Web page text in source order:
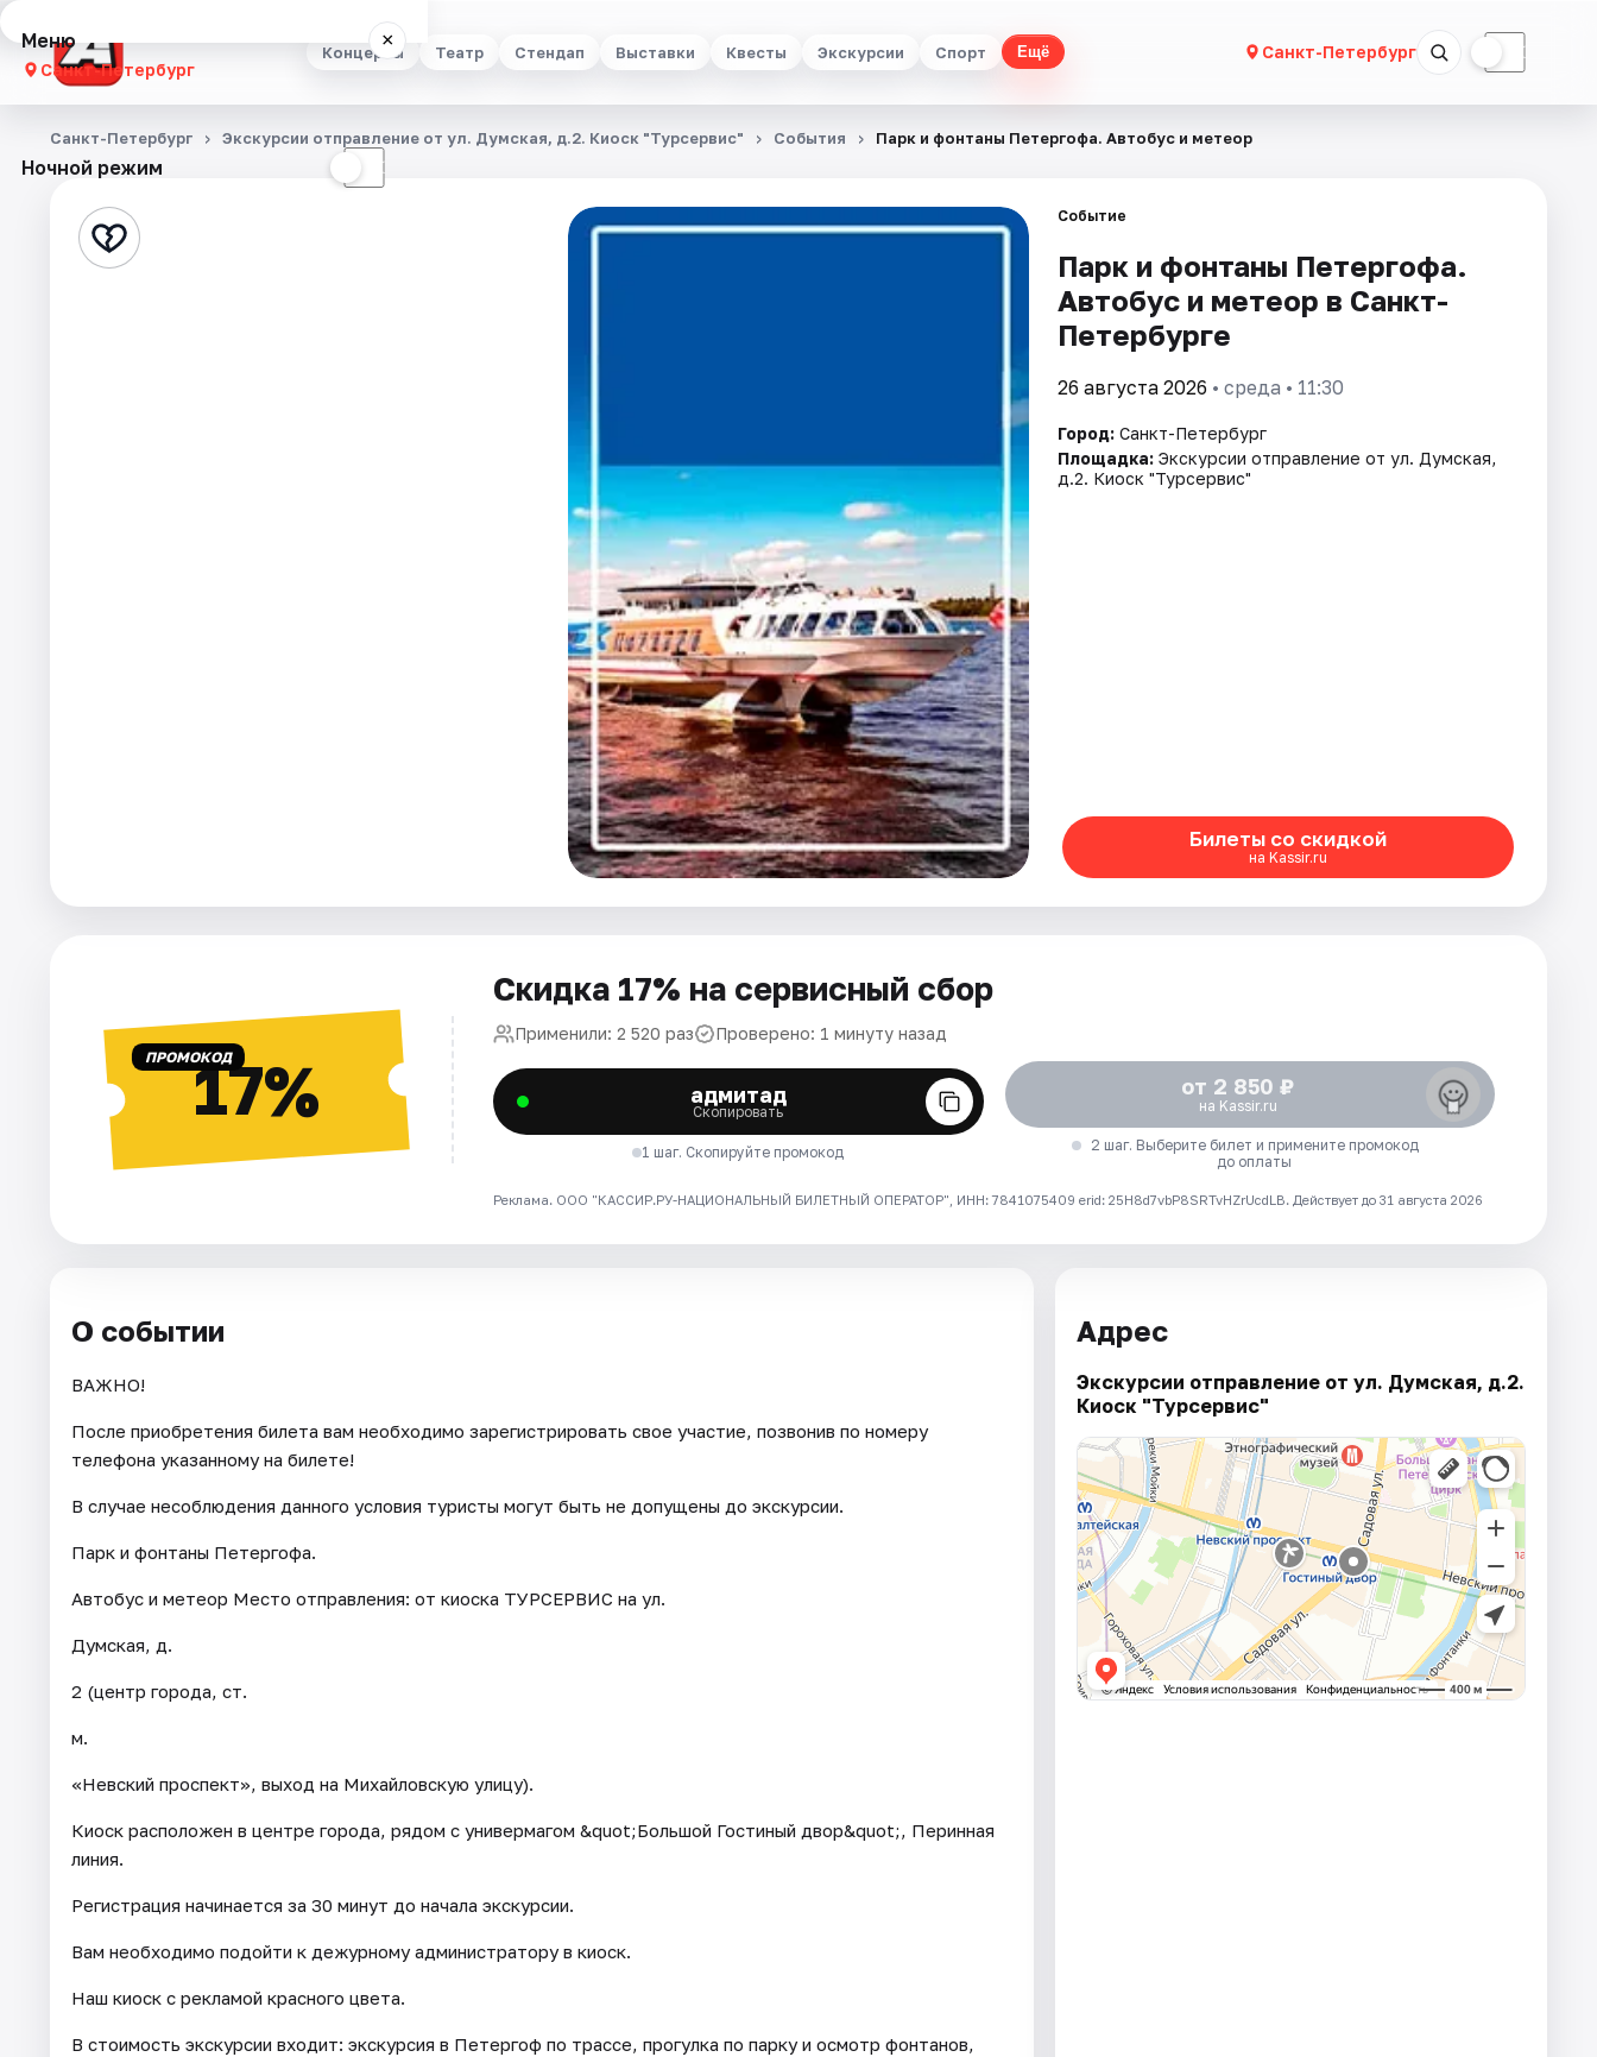
Концерты Театр Стендап Выставки Квесты Экскурсии Спорт Ещё Санкт-Петербург ☾
Меню ×
Санкт-Петербург
Концерты
Стендап
Ночной режим ☾
Санкт-Петербург Экскурсии отправление от ул. Думская, д.2. Киоск "Турсервис" События Парк и фонтаны Петергофа. Автобус и метеор
Событие
Парк и фонтаны Петергофа.
Автобус и метеор в Санкт-
Петербурге
26 августа 2026 • среда • 11:30
Город: Санкт-Петербург
Площадка: Экскурсии отправление от ул. Думская,
д.2. Киоск "Турсервис"
Билеты со скидкой
на Kassir.ru
ПРОМОКОД17%
Скидка 17% на сервисный сбор
Применили: 2 520 раз Проверено: 1 минуту назад
адмитад
Скопировать
1 шаг. Скопируйте промокод
от 2 850 ₽
на Kassir.ru
2 шаг. Выберите билет и примените промокод
до оплаты
Реклама. ООО "КАССИР.РУ-НАЦИОНАЛЬНЫЙ БИЛЕТНЫЙ ОПЕРАТОР", ИНН: 7841075409 erid: 25H8d7vbP8SRTvHZrUcdLB. Действует до 31 августа 2026
О событии
ВАЖНО!
После приобретения билета вам необходимо зарегистрировать свое участие, позвонив по номеру
телефона указанному на билете!
В случае несоблюдения данного условия туристы могут быть не допущены до экскурсии.
Парк и фонтаны Петергофа.
Автобус и метеор Место отправления: от киоска ТУРСЕРВИС на ул.
Думская, д.
2 (центр города, ст.
м.
«Невский проспект», выход на Михайловскую улицу).
Киоск расположен в центре города, рядом с универмагом &quot;Большой Гостиный двор&quot;, Перинная
линия.
Регистрация начинается за 30 минут до начала экскурсии.
Вам необходимо подойти к дежурному администратору в киоск.
Наш киоск с рекламой красного цвета.
В стоимость экскурсии входит: экскурсия в Петергоф по трассе, прогулка по парку и осмотр фонтанов,
Адрес
Экскурсии отправление от ул. Думская, д.2.
Киоск "Турсервис"